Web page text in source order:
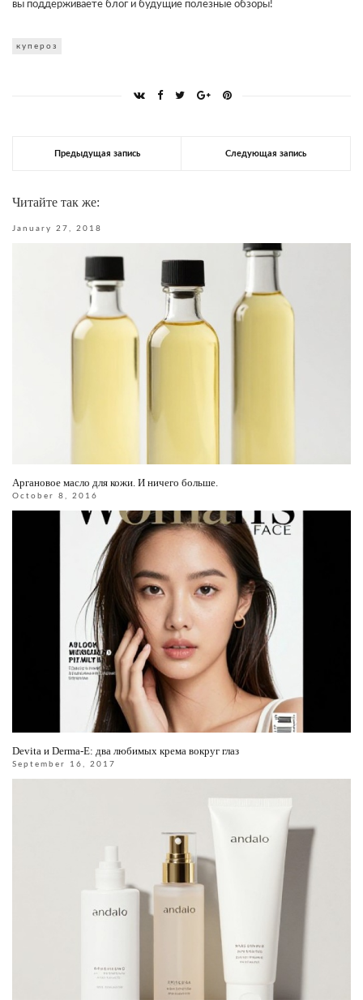
вы поддерживаете блог и будущие полезные обзоры!
купероз
Предыдущая запись Следующая запись
Читайте так же:
January 27, 2018
Аргановое масло для кожи. И ничего больше.
October 8, 2016
Devita и Derma-E: два любимых крема вокруг глаз
September 16, 2017